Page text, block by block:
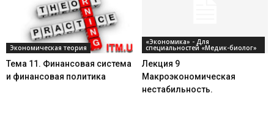
Экономическая теория
Тема 11. Финансовая система
и финансовая политика
«Экономика» - Для
специальностей «Медик-биолог»
Лекция 9
Макроэкономическая
нестабильность.